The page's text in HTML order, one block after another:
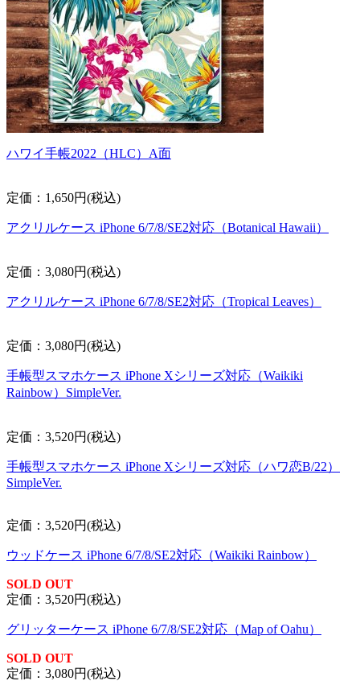
ハワイ手帳2022（HLC）A面
定価：1,650円(税込)
アクリルケース iPhone 6/7/8/SE2対応（Botanical Hawaii）
定価：3,080円(税込)
アクリルケース iPhone 6/7/8/SE2対応（Tropical Leaves）
定価：3,080円(税込)
手帳型スマホケース iPhone Xシリーズ対応（Waikiki
Rainbow）SimpleVer.
定価：3,520円(税込)
手帳型スマホケース iPhone Xシリーズ対応（ハワ恋B/22）
SimpleVer.
定価：3,520円(税込)
ウッドケース iPhone 6/7/8/SE2対応（Waikiki Rainbow）
SOLD OUT
定価：3,520円(税込)
グリッターケース iPhone 6/7/8/SE2対応（Map of Oahu）
SOLD OUT
定価：3,080円(税込)